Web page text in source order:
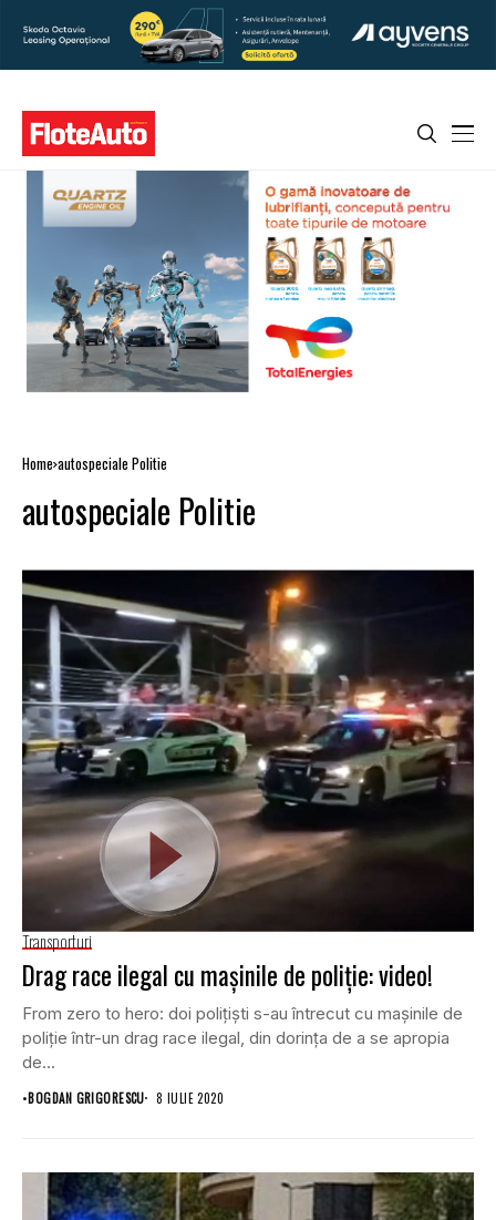
Home autospeciale Politie
autospeciale Politie
Transporturi
Drag race ilegal cu mașinile de poliție: video!
From zero to hero: doi polițiști s-au întrecut cu mașinile de
poliție într-un drag race ilegal, din dorința de a se apropia
de...
•BOGDAN GRIGORESCU 8 IULIE 2020